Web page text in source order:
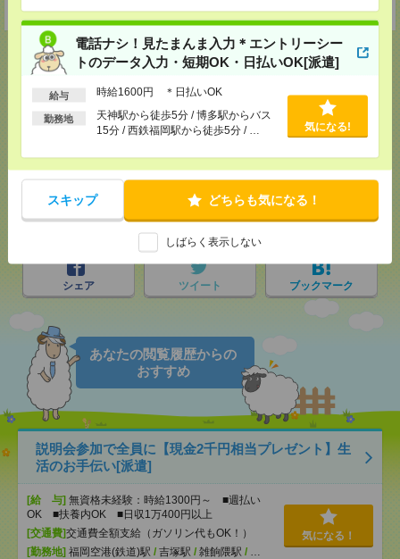
電話ナシ！見たまんま入力＊エントリーシー
トのデータ入力・短期OK・日払いOK[派遣]
給与 時給1600円 ＊日払いOK
勤務地
天神駅から徒歩5分 / 博多駅からバス
15分 / 西鉄福岡駅から徒歩5分 / …
気になる!
スキップ どちらも気になる！
しばらく表示しない
応募ページへ
気になる！ 電話応募
メール で送る LINEで送る
シェア ツイート ブックマーク
あなたの閲覧履歴からの
おすすめ
説明会参加で全員に【現金2千円相当プレゼント】生
活のお手伝い[派遣]
[給 与] 無資格未経験：時給1300円～ ■週払い
OK ■扶養内OK ■日収1万400円以上
[交通費]交通費全額支給（ガソリン代もOK！）
[勤務地] 福岡空港(鉄道)駅 / 吉塚駅 / 雑餉隈駅 / …
気になる！